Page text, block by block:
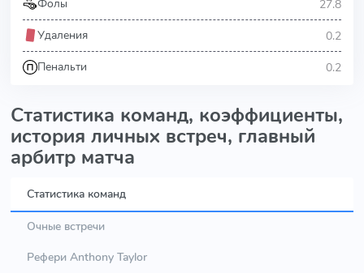
Фолы 27.8
Удаления 0.2
Пенальти 0.2
Статистика команд, коэффициенты,
история личных встреч, главный
арбитр матча
Статистика команд
Очные встречи
Рефери Anthony Taylor